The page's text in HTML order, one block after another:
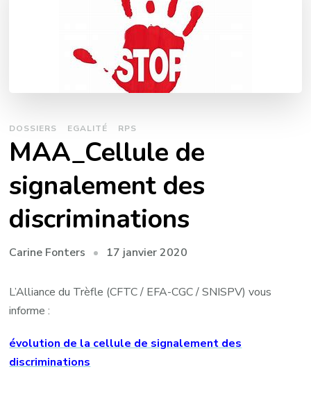
DOSSIERS EGALITÉ RPS
MAA_Cellule de
signalement des
discriminations
Carine Fonters 17 janvier 2020
L’Alliance du Trèfle (CFTC / EFA-CGC / SNISPV) vous
informe :
évolution de la cellule de signalement des
discriminations